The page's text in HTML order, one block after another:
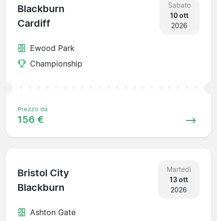
Blackburn
Cardiff
Sabato
10 ott
2026
Ewood Park
Championship
Prezzo da
156 €
Bristol City
Blackburn
Martedì
13 ott
2026
Ashton Gate